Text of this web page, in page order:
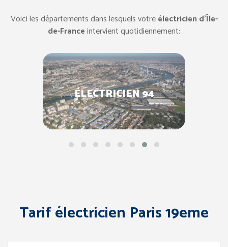
Voici les départements dans lesquels votreélectricien d’Île-
de-Franceintervient quotidiennement:
ÉLECTRICIEN 94
Tarif électricien Paris 19eme